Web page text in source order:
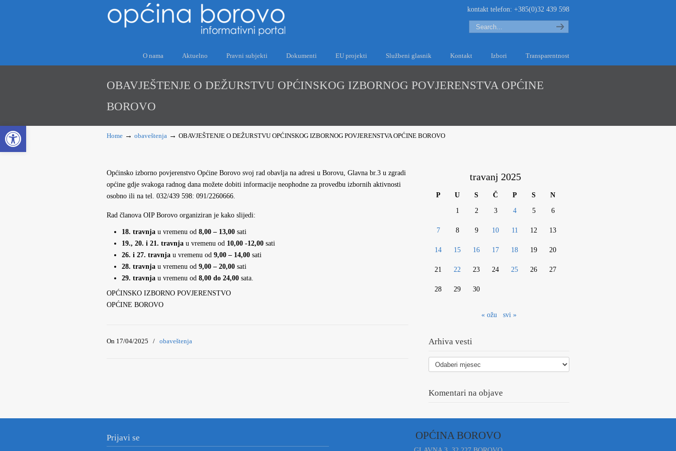
Open toolbar
kontakt telefon: +385(0)32 439 598
Search
O nama Aktuelno Pravni subjekti Dokumenti EU projekti Službeni glasnik Kontakt Izbori Transparentnost
OBAVJEŠTENJE O DEŽURSTVU OPĆINSKOG IZBORNOG POVJERENSTVA OPĆINE
BOROVO
Home → obaveštenja → OBAVJEŠTENJE O DEŽURSTVU OPĆINSKOG IZBORNOG POVJERENSTVA OPĆINE BOROVO
Općinsko izborno povjerenstvo Općine Borovo svoj rad obavlja na adresi u Borovu, Glavna br.3 u zgradi
općine gdje svakoga radnog dana možete dobiti informacije neophodne za provedbu izbornih aktivnosti
osobno ili na tel. 032/439 598: 091/2260666.
Rad članova OIP Borovo organiziran je kako slijedi:
18. travnja u vremenu od 8,00 – 13,00 sati
19., 20. i 21. travnja u vremenu od 10,00 -12,00 sati
26. i 27. travnja u vremenu od 9,00 – 14,00 sati
28. travnja u vremenu od 9,00 – 20,00 sati
29. travnja u vremenu od 8,00 do 24,00 sata.
OPĆINSKO IZBORNO POVJERENSTVO
OPĆINE BOROVO
On 17/04/2025 / obaveštenja
travanj 2025
P U S Č P S N
1 2 3 4 5 6
7 8 9 10 11 12 13
14 15 16 17 18 19 20
21 22 23 24 25 26 27
28 29 30
« ožu svi »
Arhiva vesti
Arhiva
vesti
Komentari na objave
Prijavi se OPĆINA BOROVO